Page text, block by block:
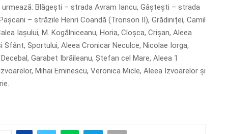
Blăgești – strada Avram Iancu, Gâștești – strada
– străzile Henri Coandă (Tronson II), Grădiniței, Camil
Iașului, M. Kogălniceanu, Horia, Cloșca, Crișan, Aleea
Sfânt, Sportului, Aleea Cronicar Neculce, Nicolae Iorga,
Garabet Ibrăileanu, Ștefan cel Mare, Aleea 1
Mihai Eminescu, Veronica Micle, Aleea Izvoarelor și